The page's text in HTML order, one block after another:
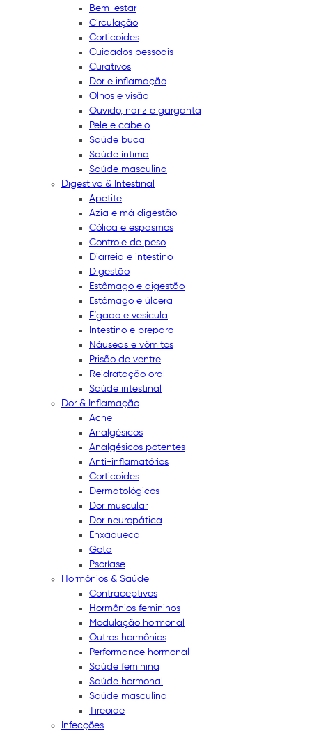
Bem-estar
Circulação
Corticoides
Cuidados pessoais
Curativos
Dor e inflamação
Olhos e visão
Ouvido, nariz e garganta
Pele e cabelo
Saúde bucal
Saúde íntima
Saúde masculina
Digestivo & Intestinal
Apetite
Azia e má digestão
Cólica e espasmos
Controle de peso
Diarreia e intestino
Digestão
Estômago e digestão
Estômago e úlcera
Fígado e vesícula
Intestino e preparo
Náuseas e vômitos
Prisão de ventre
Reidratação oral
Saúde intestinal
Dor & Inflamação
Acne
Analgésicos
Analgésicos potentes
Anti-inflamatórios
Corticoides
Dermatológicos
Dor muscular
Dor neuropática
Enxaqueca
Gota
Psoríase
Hormônios & Saúde
Contraceptivos
Hormônios femininos
Modulação hormonal
Outros hormônios
Performance hormonal
Saúde feminina
Saúde hormonal
Saúde masculina
Tireoide
Infecções